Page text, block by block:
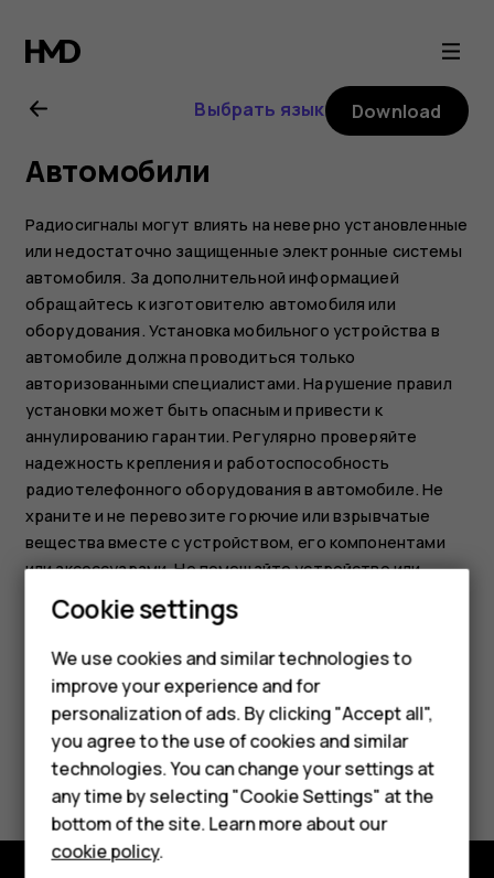
Nokia
8.1
user
guide
Smartphones
Feature phones
Phones for kids
Accessories
HMD Terra M
For business
Выбрать язык Download
Автомобили
Радиосигналы могут влиять на неверно установленные
или недостаточно защищенные электронные системы
автомобиля. За дополнительной информацией
обращайтесь к изготовителю автомобиля или
оборудования. Установка мобильного устройства в
автомобиле должна проводиться только
авторизованными специалистами. Нарушение правил
установки может быть опасным и привести к
аннулированию гарантии. Регулярно проверяйте
надежность крепления и работоспособность
радиотелефонного оборудования в автомобиле. Не
храните и не перевозите горючие или взрывчатые
вещества вместе с устройством, его компонентами
или аксессуарами. Не помещайте устройство или
аксессуары в зоне раскрытия воздушной подушки.
Did you find this helpful?
Yes No
Cookie settings
We use cookies and similar technologies to
improve your experience and for
personalization of ads. By clicking "Accept all",
you agree to the use of cookies and similar
technologies. You can change your settings at
any time by selecting "Cookie Settings" at the
bottom of the site. Learn more about our
cookie policy.